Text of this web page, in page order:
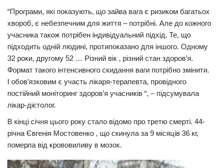
“Програми, які показують, що зайва вага є ризиком багатьох
хвороб, є небезпечним для життя – потрібні. Але до кожного
учасника також потрібен індивідуальний підхід. Те, що
підходить одній людині, протипоказано для іншого. Одному
32 роки, другому 52 … Різний вік , різний стан здоров’я.
Формат такого інтенсивного скидання ваги потрібно змінити.
І обов’язковим є участь лікаря-терапевта, провідного
постійний моніторинг здоров’я учасників “, – підсумувала
лікар-дієтолог.
В кінці січня цього року стало відомо про третю смерті. 44-
річна Євгенія Мостовенко , що скинула за 9 місяців 36 кг,
померла від крововиливу в мозок.